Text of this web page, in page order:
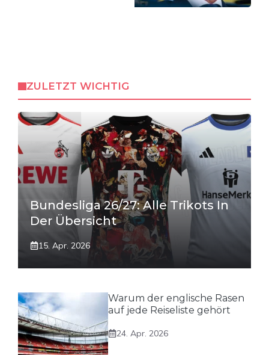
ZULETZT WICHTIG
Bundesliga 26/27: Alle Trikots In
Der Übersicht
15. Apr. 2026
Warum der englische Rasen
auf jede Reiseliste gehört
24. Apr. 2026